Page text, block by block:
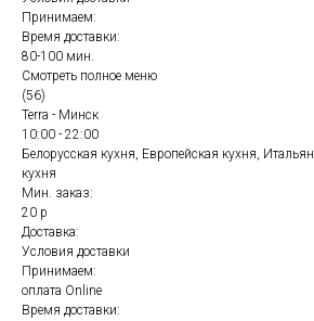
Принимаем:
Время доставки:
80-100 мин.
Смотреть полное меню
(56)
Terra - Минск
10:00 - 22:00
Белорусская кухня, Европейская кухня,
кухня
Мин. заказ:
20 р
Доставка:
Условия доставки
Принимаем:
оплата Online
Время доставки: